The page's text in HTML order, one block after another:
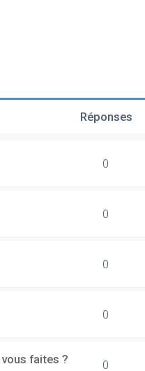
Réponses
0
0
0
0
faites ? 0